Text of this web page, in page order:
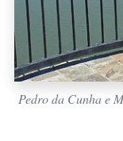
Pedro da Cunha e